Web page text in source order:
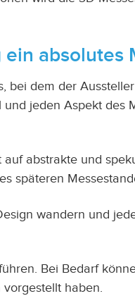
absolutes
bei dem der
jeden Aspekt des
auf abstrakte und
späteren
wandern und
Bei Bedarf
haben.